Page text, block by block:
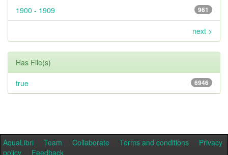
961
1900 - 1909
next >
Has File(s)
6946
true
AquaLibri Team Collaborate Terms and conditions
Privacy
policy
Feedback